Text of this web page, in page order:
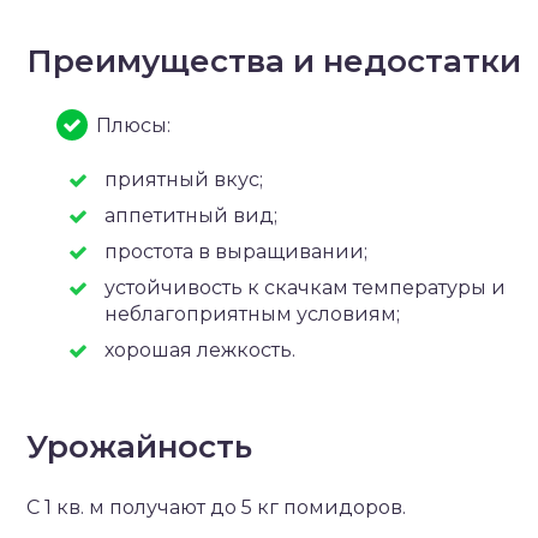
Преимущества и недостатки
Плюсы:
приятный вкус;
аппетитный вид;
простота в выращивании;
устойчивость к скачкам температуры и
неблагоприятным условиям;
хорошая лежкость.
Урожайность
С 1 кв. м получают до 5 кг помидоров.